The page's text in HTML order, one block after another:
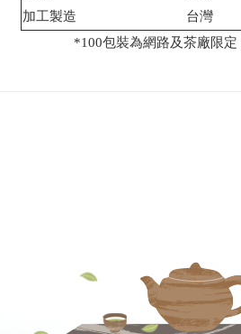
加工製造
台灣
*100包裝為網路及茶廠限定